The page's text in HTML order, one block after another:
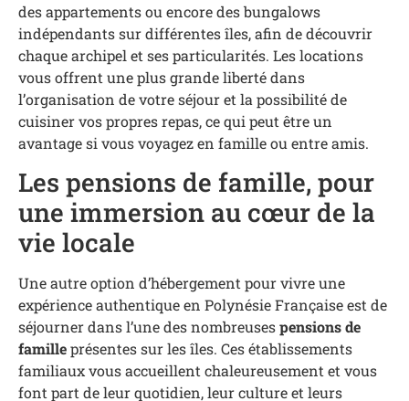
des appartements ou encore des bungalows
indépendants sur différentes îles, afin de découvrir
chaque archipel et ses particularités. Les locations
vous offrent une plus grande liberté dans
l’organisation de votre séjour et la possibilité de
cuisiner vos propres repas, ce qui peut être un
avantage si vous voyagez en famille ou entre amis.
Les pensions de famille, pour
une immersion au cœur de la
vie locale
Une autre option d’hébergement pour vivre une
expérience authentique en Polynésie Française est de
séjourner dans l’une des nombreusespensions de
familleprésentes sur les îles. Ces établissements
familiaux vous accueillent chaleureusement et vous
font part de leur quotidien, leur culture et leurs